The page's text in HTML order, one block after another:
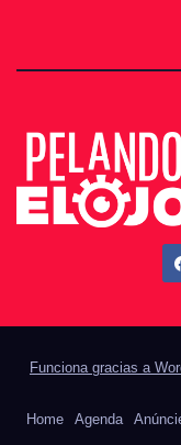
Funciona gracias a
Home Agenda